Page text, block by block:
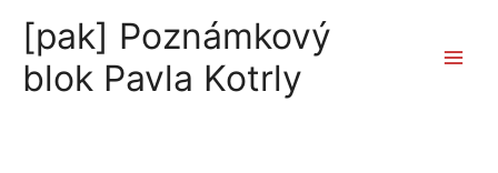
obsah
[pak] Poznámkový
blok Pavla Kotrly